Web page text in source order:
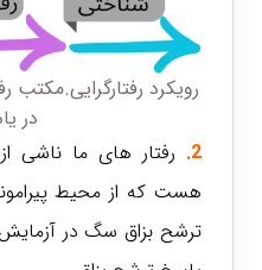
رویکرد رفتارگرایی.مکتب
در
2. رفتار های ما ناشی از
هست که از محیط
ترشح بزاق سگ در